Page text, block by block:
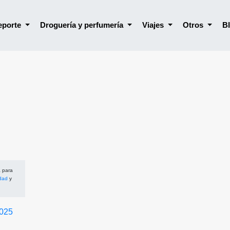
Droguería y perfumería Viajes Otros
para
y